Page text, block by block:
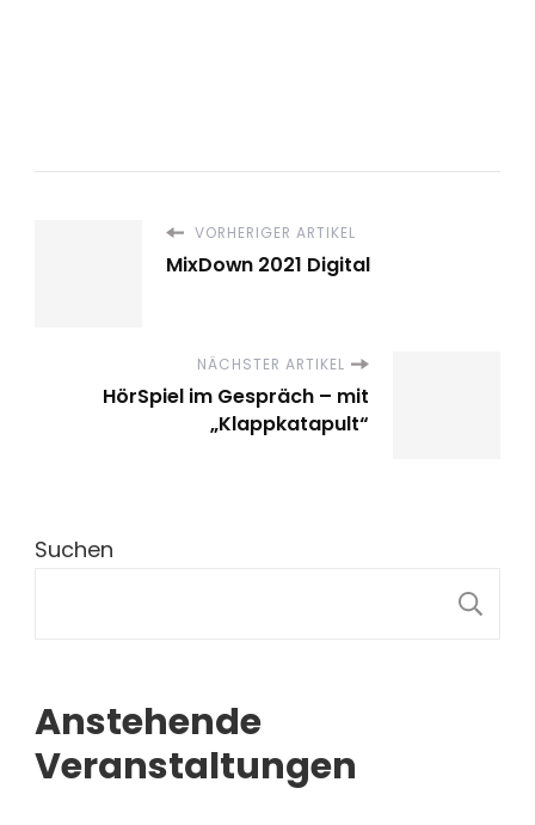
VORHERIGER ARTIKEL
MixDown 2021 Digital
NÄCHSTER ARTIKEL
HörSpiel im Gespräch – mit
„Klappkatapult“
Suchen
Anstehende
Veranstaltungen